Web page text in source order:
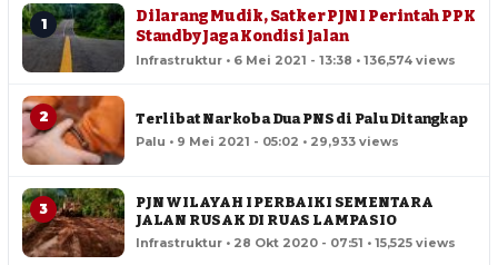
1
Dilarang Mudik, Satker PJN I Perintah PPK
Standby Jaga Kondisi Jalan
Infrastruktur • 6 Mei 2021 - 13:38 • 136,574 views
2 Terlibat Narkoba Dua PNS di Palu Ditangkap
Palu • 9 Mei 2021 - 05:02 • 29,933 views
3
PJN WILAYAH I PERBAIKI SEMENTARA
JALAN RUSAK DI RUAS LAMPASIO
Infrastruktur • 28 Okt 2020 - 07:51 • 15,525 views